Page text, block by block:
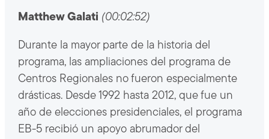
Matthew Galati (00:02:52)
Durante la mayor parte de la historia del
programa, las ampliaciones del programa de
Centros Regionales no fueron especialmente
drásticas. Desde 1992 hasta 2012, que fue un
año de elecciones presidenciales, el programa
EB-5 recibió un apoyo abrumador del